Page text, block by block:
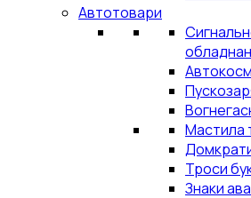
Автотовари
Мастила
Троси
Знаки